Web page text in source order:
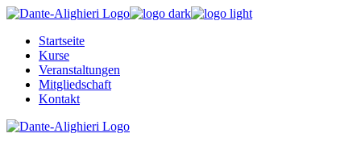
Skip
content
Startseite
Kurse
Veranstaltungen
Mitgliedschaft
Kontakt